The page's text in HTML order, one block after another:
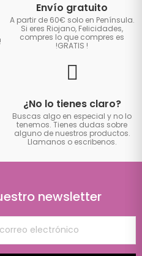
!
Envío gratuito
A partir de 60€ solo en Península.
Si eres Riojano, Felicidades,
compres lo que compres es
!GRATIS !
¿No lo tienes claro?
Buscas algo en especial y no lo
tenemos. Tienes dudas sobre
alguno de nuestros productos.
Llamanos o escribenos.
newsletter